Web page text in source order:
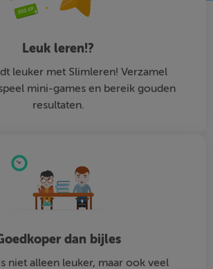
Leuk leren!?
leuker met Slimleren! Verzamel
mini-games en bereik gouden
resultaten.
dan bijles
niet alleen leuker, maar ook veel